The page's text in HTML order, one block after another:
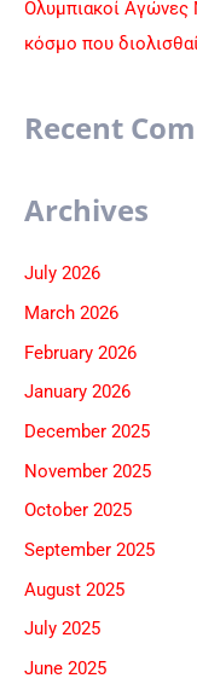
Ολυμπιακοί Αγώνες
κόσμο που
Recent
Archives
July 2026
March 2026
February 2026
January 2026
December 2025
November 2025
October 2025
September 2025
August 2025
July 2025
June 2025